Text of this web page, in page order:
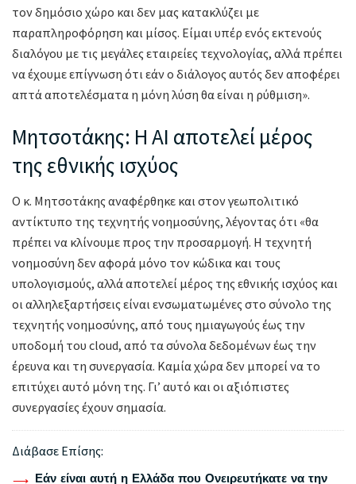
τον δημόσιο χώρο και δεν μας κατακλύζει με
παραπληροφόρηση και μίσος. Είμαι υπέρ ενός εκτενούς
διαλόγου με τις μεγάλες εταιρείες τεχνολογίας, αλλά πρέπει
να έχουμε επίγνωση ότι εάν ο διάλογος αυτός δεν αποφέρει
απτά αποτελέσματα η μόνη λύση θα είναι η ρύθμιση».
Μητσοτάκης: Η ΑΙ αποτελεί μέρος
της εθνικής ισχύος
Ο κ. Μητσοτάκης αναφέρθηκε και στον γεωπολιτικό
αντίκτυπο της τεχνητής νοημοσύνης, λέγοντας ότι «θα
πρέπει να κλίνουμε προς την προσαρμογή. Η τεχνητή
νοημοσύνη δεν αφορά μόνο τον κώδικα και τους
υπολογισμούς, αλλά αποτελεί μέρος της εθνικής ισχύος και
οι αλληλεξαρτήσεις είναι ενσωματωμένες στο σύνολο της
τεχνητής νοημοσύνης, από τους ημιαγωγούς έως την
υποδομή του cloud, από τα σύνολα δεδομένων έως την
έρευνα και τη συνεργασία. Καμία χώρα δεν μπορεί να το
επιτύχει αυτό μόνη της. Γι’ αυτό και οι αξιόπιστες
συνεργασίες έχουν σημασία.
Διάβασε Επίσης:
Εάν είναι αυτή η Ελλάδα που Ονειρευτήκατε να την